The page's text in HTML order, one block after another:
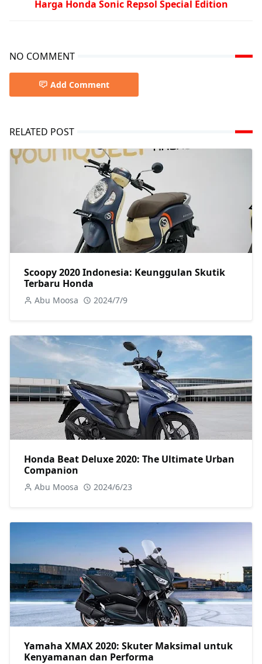
Harga Honda Sonic Repsol Special Edition
NO COMMENT
Add Comment
RELATED POST
Scoopy 2020 Indonesia: Keunggulan Skutik
Terbaru Honda
Abu Moosa 2024/7/9
Honda Beat Deluxe 2020: The Ultimate Urban
Companion
Abu Moosa 2024/6/23
Yamaha XMAX 2020: Skuter Maksimal untuk
Kenyamanan dan Performa